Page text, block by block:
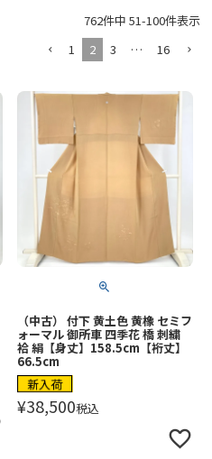
762件中 51-100件表示
1
2 3 … 16
（中古） 付下 黄土色 黄橡 セミフ
ォーマル 御所車 四季花 橋 刺繍
袷 絹【身丈】158.5cm【裄丈】
66.5cm
新入荷
¥38,500税込